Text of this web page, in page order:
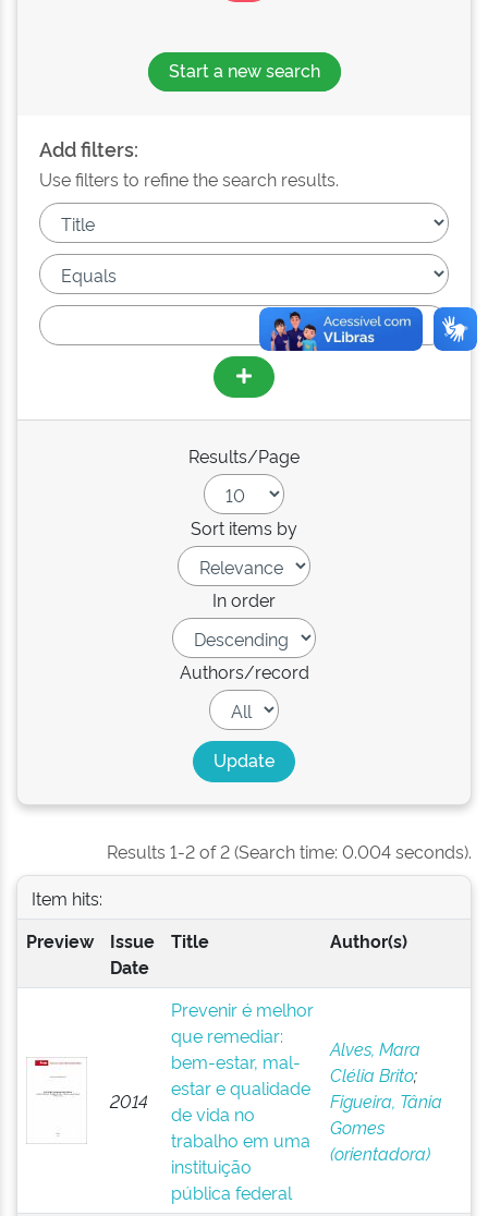
Start a new search
Add filters:
Use filters to refine the search results.
Results/Page
Sort items by
In order
Authors/record
Results 1-2 of 2 (Search time: 0.004 seconds).
Item hits:
Preview
Issue
Date
Title Author(s)
2014
Prevenir é melhor
que remediar:
bem-estar, mal-
estar e qualidade
de vida no
trabalho em uma
instituição
pública federal
Alves, Mara
Clélia Brito;
Figueira, Tânia
Gomes
(orientadora)